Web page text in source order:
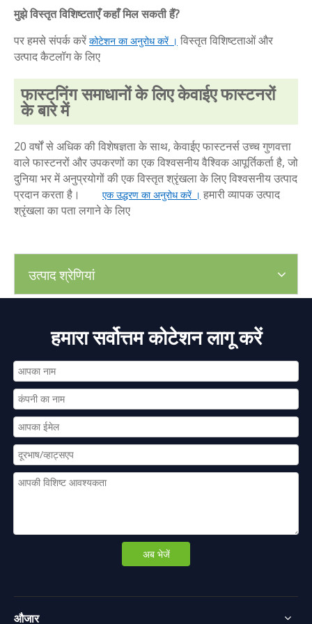
मुझे विस्तृत विशिष्टताएँ कहाँ मिल सकती हैं?
पर हमसे संपर्क करें कोटेशन का अनुरोध करें । विस्तृत विशिष्टताओं और
उत्पाद कैटलॉग के लिए
फास्टनिंग समाधानों के लिए केवाईए फास्टनरों
के बारे में
20 वर्षों से अधिक की विशेषज्ञता के साथ, केवाईए फास्टनर्स उच्च गुणवत्ता
वाले फास्टनरों और उपकरणों का एक विश्वसनीय वैश्विक आपूर्तिकर्ता है, जो
दुनिया भर में अनुप्रयोगों की एक विस्तृत श्रृंखला के लिए विश्वसनीय उत्पाद
प्रदान करता है। एक उद्धरण का अनुरोध करें । हमारी व्यापक उत्पाद
श्रृंखला का पता लगाने के लिए
उत्पाद श्रेणियां
हमारा सर्वोत्तम कोटेशन लागू करें
अब भेजें
औजार